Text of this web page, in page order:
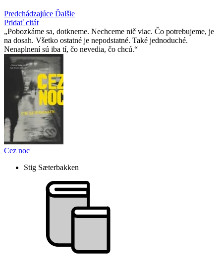
Predchádzajúce Ďalšie
Pridať citát
Pobozkáme sa, dotkneme. Nechceme nič viac. Čo potrebujeme, je
na dosah. Všetko ostatné je nepodstatné. Také jednoduché.
Nenaplnení sú iba tí, čo nevedia, čo chcú.
Cez noc
Stig Sæterbakken